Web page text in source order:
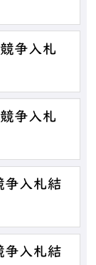
争入札
争入札
入札結
入札結